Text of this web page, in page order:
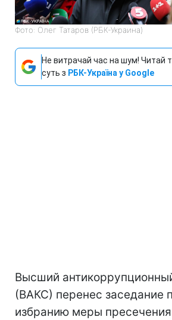
Фото: Олег Татаров (РБК-Украина)
Не витрачай час на шум! Читай
суть з РБК-Україна у Google
Высший
(ВАКС) перенес заседание
избранию меры